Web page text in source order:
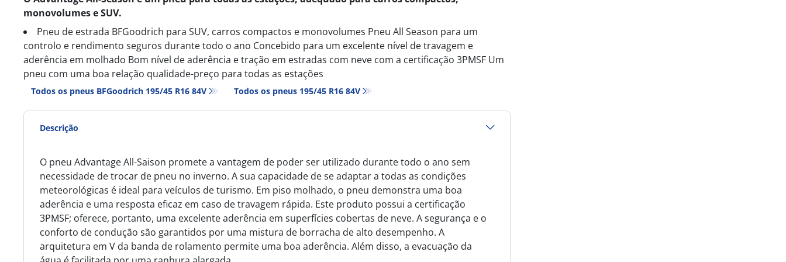
monovolumes e SUV.
Pneu de estrada BFGoodrich para SUV, carros compactos e monovolumes Pneu All Season para um
controlo e rendimento seguros durante todo o ano Concebido para um excelente nível de travagem e
aderência em molhado Bom nível de aderência e tração em estradas com neve com a certificação 3PMSF Um
pneu com uma boa relação qualidade-preço para todas as estações
Todos os pneus BFGoodrich 195/45 R16 84V Todos os pneus‎ 195/45 R16 84V
Descrição
O pneu Advantage All-Saison promete a vantagem de poder ser utilizado durante todo o ano sem
necessidade de trocar de pneu no inverno. A sua capacidade de se adaptar a todas as condições
meteorológicas é ideal para veículos de turismo. Em piso molhado, o pneu demonstra uma boa
aderência e uma resposta eficaz em caso de travagem rápida. Este produto possui a certificação
3PMSF; oferece, portanto, uma excelente aderência em superfícies cobertas de neve. A segurança e o
conforto de condução são garantidos por uma mistura de borracha de alto desempenho. A
arquitetura em V da banda de rolamento permite uma boa aderência. Além disso, a evacuação da